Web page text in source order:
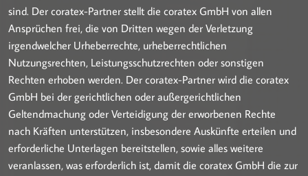
sind. Der coratex-Partner stellt die coratex GmbH von allen
Ansprüchen frei, die von Dritten wegen der Verletzung
irgendwelcher Urheberrechte, urheberrechtlichen
Nutzungsrechten, Leistungsschutzrechten oder sonstigen
Rechten erhoben werden. Der coratex-Partner wird die coratex
GmbH bei der gerichtlichen oder außergerichtlichen
Geltendmachung oder Verteidigung der erworbenen Rechte
nach Kräften unterstützen, insbesondere Auskünfte erteilen und
erforderliche Unterlagen bereitstellen, sowie alles weitere
veranlassen, was erforderlich ist, damit die coratex GmbH die zur